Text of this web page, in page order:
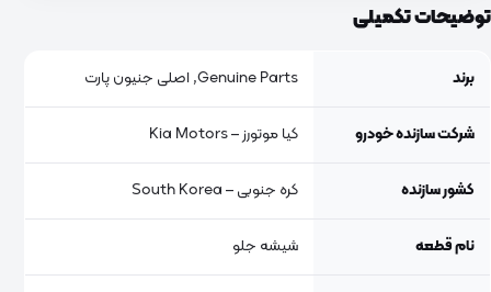
توضیحات تکمیلی
برند Genuine Parts, اصلی جنیون پارت
شرکت سازنده خودرو کیا موتورز – Kia Motors
کشور سازنده کره جنوبی – South Korea
نام قطعه شیشه جلو